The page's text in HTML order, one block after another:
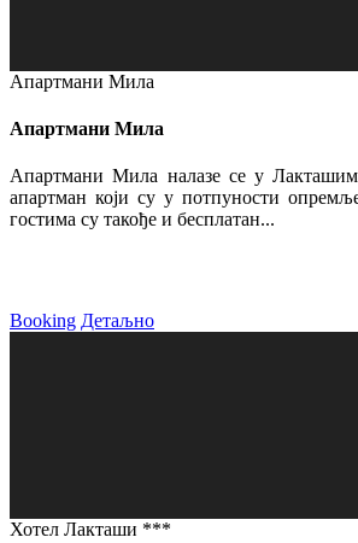
Апартмани Мила
Апартмани Мила
Апартмани Мила налазе се у
апартман који су у потпуности
гостима су такође и бесплатан...
Booking Детаљно
Хотел Лакташи ***